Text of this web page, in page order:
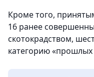
Кроме того,
16 ранее
скотокрадством,
категорию «прошлых